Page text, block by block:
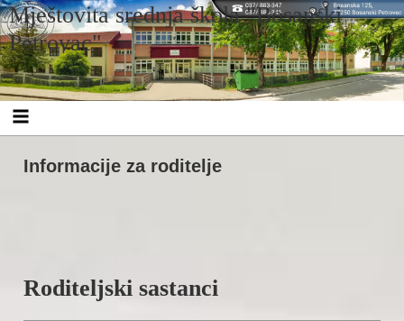
Skip
to
content
Mještovita srednja škola "Bosanski
Petrovac"
Informacije za roditelje
Roditeljski sastanci